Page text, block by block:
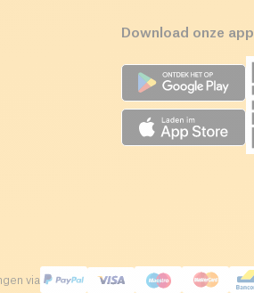
Download onze app
via